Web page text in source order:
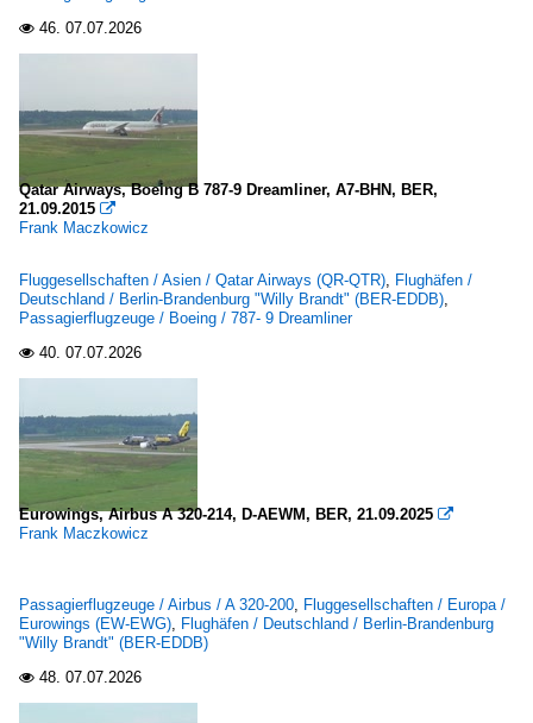
 46. 07.07.2026
Qatar Airways, Boeing B 787-9 Dreamliner, A7-BHN, BER,
21.09.2015 
Frank Maczkowicz
Fluggesellschaften / Asien / Qatar Airways (QR-QTR), Flughäfen /
Deutschland / Berlin-Brandenburg "Willy Brandt" (BER-EDDB),
Passagierflugzeuge / Boeing / 787- 9 Dreamliner
 40. 07.07.2026
Eurowings, Airbus A 320-214, D-AEWM, BER, 21.09.2025 
Frank Maczkowicz
Passagierflugzeuge / Airbus / A 320-200, Fluggesellschaften / Europa /
Eurowings (EW-EWG), Flughäfen / Deutschland / Berlin-Brandenburg
"Willy Brandt" (BER-EDDB)
 48. 07.07.2026